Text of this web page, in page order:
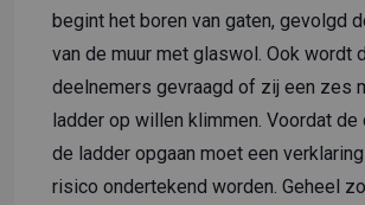
begint het boren van gaten, gevolgd
van de muur met glaswol. Ook wordt
deelnemers gevraagd of zij een zes
ladder op willen klimmen. Voordat de
de ladder opgaan moet een
risico ondertekend worden. Geheel